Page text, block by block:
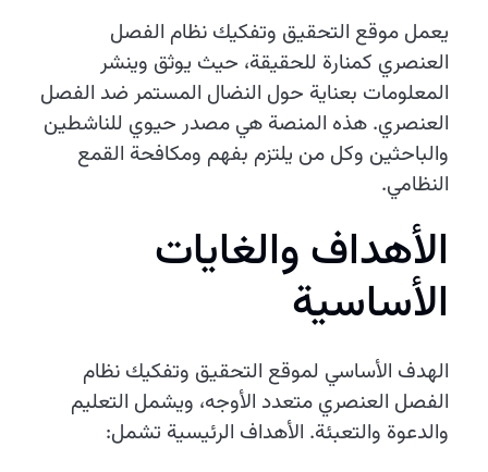
يعمل موقع التحقيق وتفكيك نظام الفصل
العنصري كمنارة للحقيقة، حيث يوثق وينشر
المعلومات بعناية حول النضال المستمر ضد الفصل
العنصري. هذه المنصة هي مصدر حيوي للناشطين
والباحثين وكل من يلتزم بفهم ومكافحة القمع
النظامي.
الأهداف والغايات
الأساسية
الهدف الأساسي لموقع التحقيق وتفكيك نظام
الفصل العنصري متعدد الأوجه، ويشمل التعليم
والدعوة والتعبئة. الأهداف الرئيسية تشمل: